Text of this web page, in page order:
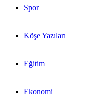
Spor
Köşe Yazıları
Eğitim
Ekonomi